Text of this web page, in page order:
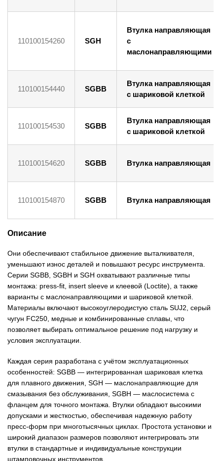
110100154260 SGH
Втулка направляющая
с
маслонаправляющими
110100154440 SGBB
Втулка направляющая
с шариковой клеткой
110100154530 SGBB
Втулка направляющая
с шариковой клеткой
110100154620 SGBB Втулка направляющая
110100154870 SGBB Втулка направляющая
Описание
Они обеспечивают стабильное движение выталкивателя,
уменьшают износ деталей и повышают ресурс инструмента.
Серии SGBB, SGBH и SGH охватывают различные типы
монтажа: press‑fit, insert sleeve и клеевой (Loctite), а также
варианты с маслонаправляющими и шариковой клеткой.
Материалы включают высокоуглеродистую сталь SUJ2, серый
чугун FC250, медные и комбинированные сплавы, что
позволяет выбирать оптимальное решение под нагрузку и
условия эксплуатации.
Каждая серия разработана с учётом эксплуатационных
особенностей: SGBB — интегрированная шариковая клетка
для плавного движения, SGH — маслонаправляющие для
смазывания без обслуживания, SGBH — маслосистема с
фланцем для точного монтажа. Втулки обладают высокими
допусками и жесткостью, обеспечивая надежную работу
пресс‑форм при многотысячных циклах. Простота установки и
широкий диапазон размеров позволяют интегрировать эти
втулки в стандартные и индивидуальные конструкции
штамповочных инструментов.